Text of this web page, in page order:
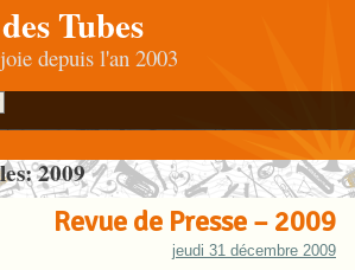
Tubes
depuis l'an 2003
2009
Revue de Presse – 2009
jeudi 31 décembre 2009